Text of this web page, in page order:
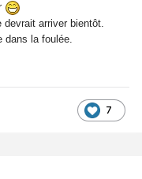
devrait arriver bientôt.
dans la foulée.
7